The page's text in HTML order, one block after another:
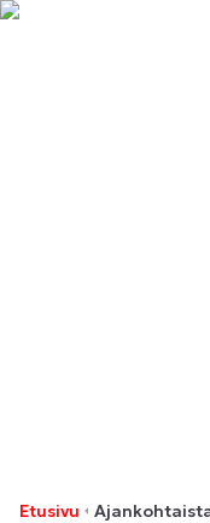
Etusivu